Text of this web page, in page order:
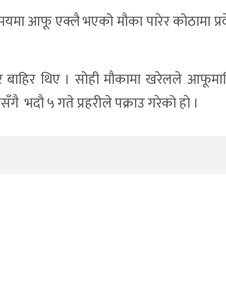
आफू एक्लै भएको मौका पारेर कोठामा
थिए । सोही मौकामा खरेलले
भदौ ५ गते प्रहरीले पक्राउ गरेको हाे ।